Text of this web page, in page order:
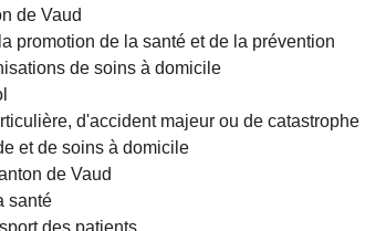
de Vaud
promotion de la santé et de la prévention
de soins à domicile
d'accident majeur ou de catastrophe
et de soins à domicile
de Vaud
santé